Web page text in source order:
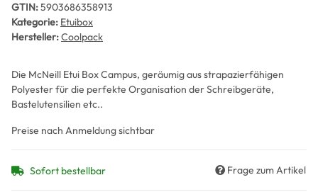
GTIN:5903686358913
Kategorie: Etuibox
Hersteller:Coolpack
Die McNeill Etui Box Campus, geräumig aus strapazierfähigen
Polyester für die perfekte Organisation der Schreibgeräte,
Bastelutensilien etc..
Preise nach Anmeldung sichtbar
Sofort bestellbar Frage zum Artikel